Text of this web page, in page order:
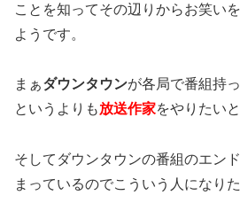
ことを知ってその辺りからお笑い
ようです。
まぁダウンタウンが各局で番組持
というよりも放送作家をやりたい
そしてダウンタウンの番組のエン
まっているのでこういう人になり